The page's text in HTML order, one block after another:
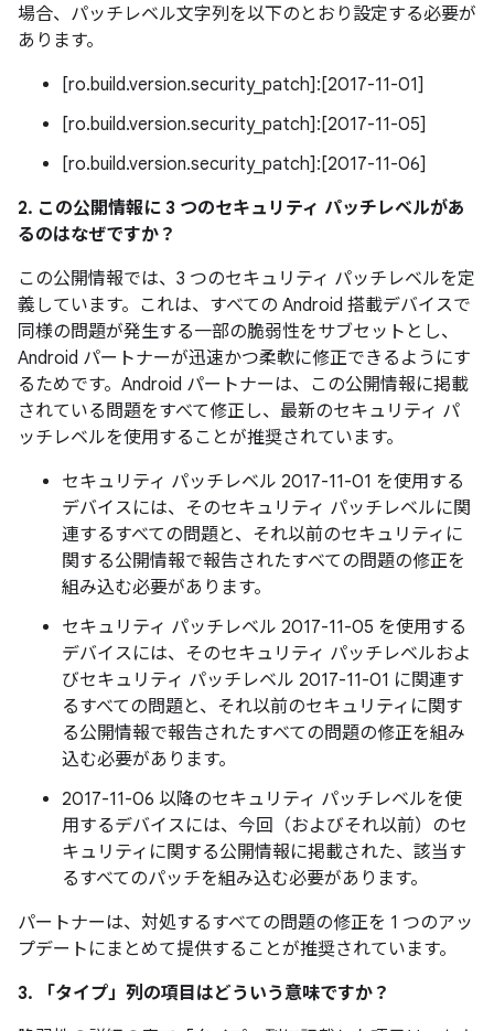
場合、パッチレベル文字列を以下のとおり設定する必要が
あります。
[ro.build.version.security_patch]:[2017-11-01]
[ro.build.version.security_patch]:[2017-11-05]
[ro.build.version.security_patch]:[2017-11-06]
2. この公開情報に 3 つのセキュリティ パッチレベルがあ
るのはなぜですか？
この公開情報では、3 つのセキュリティ パッチレベルを定
義しています。これは、すべての Android 搭載デバイスで
同様の問題が発生する一部の脆弱性をサブセットとし、
Android パートナーが迅速かつ柔軟に修正できるようにす
るためです。Android パートナーは、この公開情報に掲載
されている問題をすべて修正し、最新のセキュリティ パ
ッチレベルを使用することが推奨されています。
セキュリティ パッチレベル 2017-11-01 を使用する
デバイスには、そのセキュリティ パッチレベルに関
連するすべての問題と、それ以前のセキュリティに
関する公開情報で報告されたすべての問題の修正を
組み込む必要があります。
セキュリティ パッチレベル 2017-11-05 を使用する
デバイスには、そのセキュリティ パッチレベルおよ
びセキュリティ パッチレベル 2017-11-01 に関連す
るすべての問題と、それ以前のセキュリティに関す
る公開情報で報告されたすべての問題の修正を組み
込む必要があります。
2017-11-06 以降のセキュリティ パッチレベルを使
用するデバイスには、今回（およびそれ以前）のセ
キュリティに関する公開情報に掲載された、該当す
るすべてのパッチを組み込む必要があります。
パートナーは、対処するすべての問題の修正を 1 つのアッ
プデートにまとめて提供することが推奨されています。
3. 「タイプ」 列の項目はどういう意味ですか？